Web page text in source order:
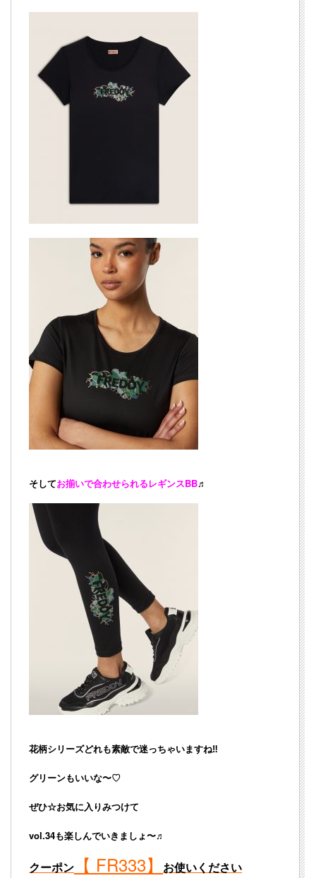
そしてお揃いで合わせられるレギンスBB♬
花柄シリーズどれも素敵で迷っちゃいますね‼︎
グリーンもいいな〜♡
ぜひ☆お気に入りみつけて
vol.34も楽しんでいきましょ〜♬
クーポン 【 FR333】 お使いください